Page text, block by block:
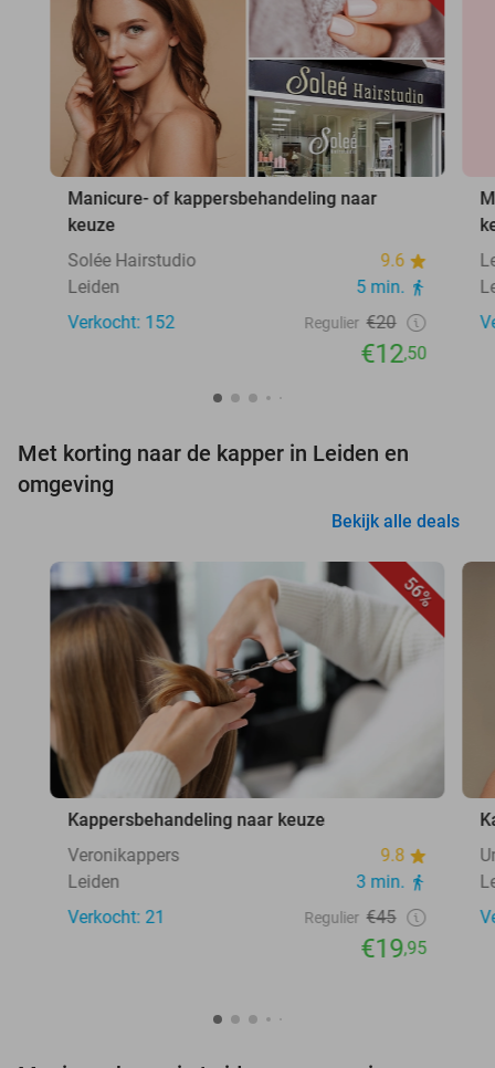
Manicure- of kappersbehandeling naar
keuze
Solée Hairstudio
9.6
Leiden
5 min.
Verkocht: 152
Regulier €20
€12,50
Met korting naar de kapper in Leiden en
omgeving
Bekijk alle deals
56%
Kappersbehandeling naar keuze
Veronikappers
9.8
Leiden
3 min.
Verkocht: 21
Regulier €45
€19,95